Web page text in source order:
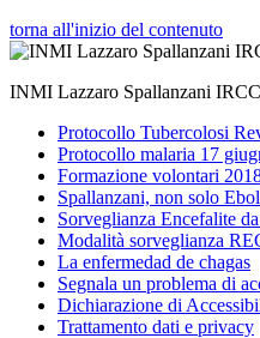
torna all'inizio del contenuto
INMI Lazzaro Spallanzani
Protocollo Tubercolosi
Protocollo malaria 17
Formazione volontari
Spallanzani, non solo
Sorveglianza Encefalite
Modalità sorveglianza
La enfermedad de chagas
Segnala un problema di
Dichiarazione di
Trattamento dati e privacy